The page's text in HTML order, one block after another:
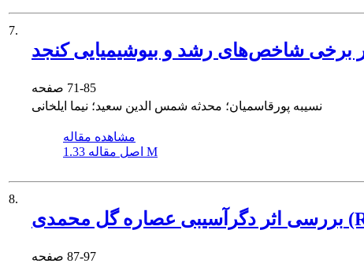
7.
بر برخی شاخص‌های رشد و بیوشیمیایی کنجد
71-85
نسیبه پورقاسمیان؛ محدثه شمس الدین سعید؛ نیما ایلخانی
مشاهده مقاله
اصل مقاله 1.33 M
8.
87-97